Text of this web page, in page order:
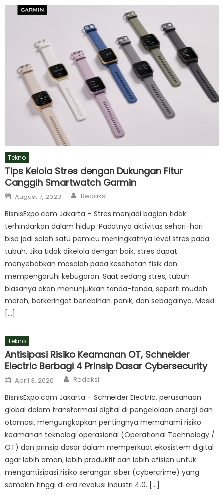
Tekno
Tips Kelola Stres dengan Dukungan Fitur
Canggih Smartwatch Garmin
Posted
on
August 7, 2023 Author
Redaksi
BisnisExpo.com Jakarta – Stres menjadi bagian tidak
terhindarkan dalam hidup. Padatnya aktivitas sehari-hari
bisa jadi salah satu pemicu meningkatnya level stres pada
tubuh. Jika tidak dikelola dengan baik, stres dapat
menyebabkan masalah pada kesehatan fisik dan
mempengaruhi kebugaran. Saat sedang stres, tubuh
biasanya akan menunjukkan tanda-tanda, seperti mudah
marah, berkeringat berlebihan, panik, dan sebagainya. Meski
[…]
Tekno
Antisipasi Risiko Keamanan OT, Schneider
Electric Berbagi 4 Prinsip Dasar Cybersecurity
Posted
on
April 3, 2020 Author
Redaksi
BisnisExpo.com Jakarta – Schneider Electric, perusahaan
global dalam transformasi digital di pengelolaan energi dan
otomasi, mengungkapkan pentingnya memahami risiko
keamanan teknologi operasional (Operational Technology /
OT) dan prinsip dasar dalam memperkuat ekosistem digital
agar lebih aman, lebih produktif dan lebih efisien untuk
mengantisipasi risiko serangan siber (cybercrime) yang
semakin tinggi di era revolusi industri 4.0. […]